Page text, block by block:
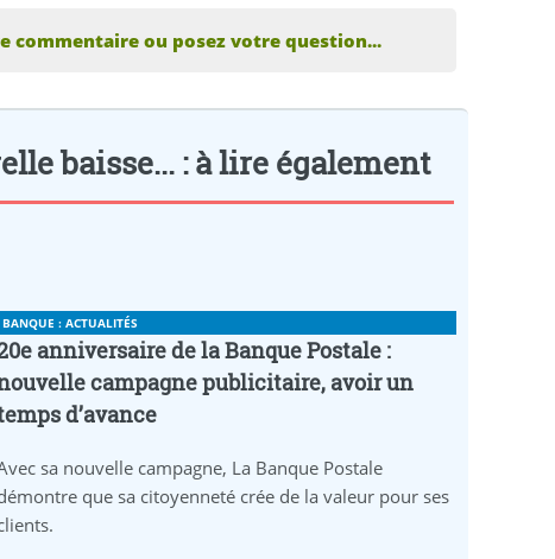
commentaire ou posez votre question...
baisse... : à lire également
BANQUE : ACTUALITÉS
anniversaire de la Banque Postale :
campagne publicitaire, avoir un
d’avance
sa nouvelle campagne, La Banque Postale
que sa citoyenneté crée de la valeur pour ses